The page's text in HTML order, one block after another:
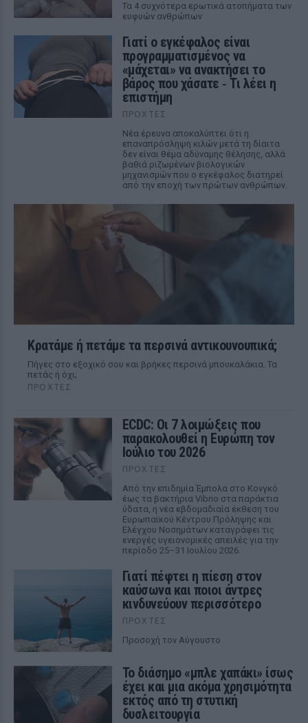
Τα 4 συχνότερα ερωτικά ατοπήματα των
ευφυών ανθρώπων
Γιατί ο εγκέφαλος είναι
προγραμματισμένος να
«μάχεται» να ανακτήσει το
βάρος που χάσατε ‑ Τι λέει η
επιστήμη
ΠΡΟΧΤΈΣ
Νέα έρευνα αποκαλύπτει ότι η
επαναπρόσληψη κιλών μετά τη δίαιτα
δεν είναι θέμα αδύναμης θέλησης, αλλά
βαθιά ριζωμένων βιολογικών
μηχανισμών που ο εγκέφαλος διατηρεί
από την εποχή των πρώτων ανθρώπων.
Κρατάμε ή πετάμε τα περσινά αντικουνουπικά;
Πήγες στο εξοχικό σου και βρήκες περσινά μπουκαλάκια. Τα
πετάς ή όχι;
ΠΡΟΧΤΈΣ
ECDC: Οι 7 λοιμώξεις που
παρακολουθεί η Ευρώπη τον
Ιούλιο του 2026
ΠΡΟΧΤΈΣ
Από την επιδημία Έμπολα στο Κονγκό
έως τα βακτήρια Vibrio στα παράκτια
ύδατα, η νέα εβδομαδιαία έκθεση του
Ευρωπαϊκού Κέντρου Πρόληψης και
Ελέγχου Νοσημάτων καταγράφει τις
ενεργές υγειονομικές απειλές για την
περίοδο 25–31 Ιουλίου 2026.
Γιατί πέφτει η πίεση στον
καύσωνα και ποιοι άντρες
κινδυνεύουν περισσότερο
ΠΡΟΧΤΈΣ
Προσοχή τον Αύγουστο
Το διάσημο «μπλε χαπάκι» ίσως
έχει και μια ακόμα χρησιμότητα
εκτός από τη στυτική
δυσλειτουργία